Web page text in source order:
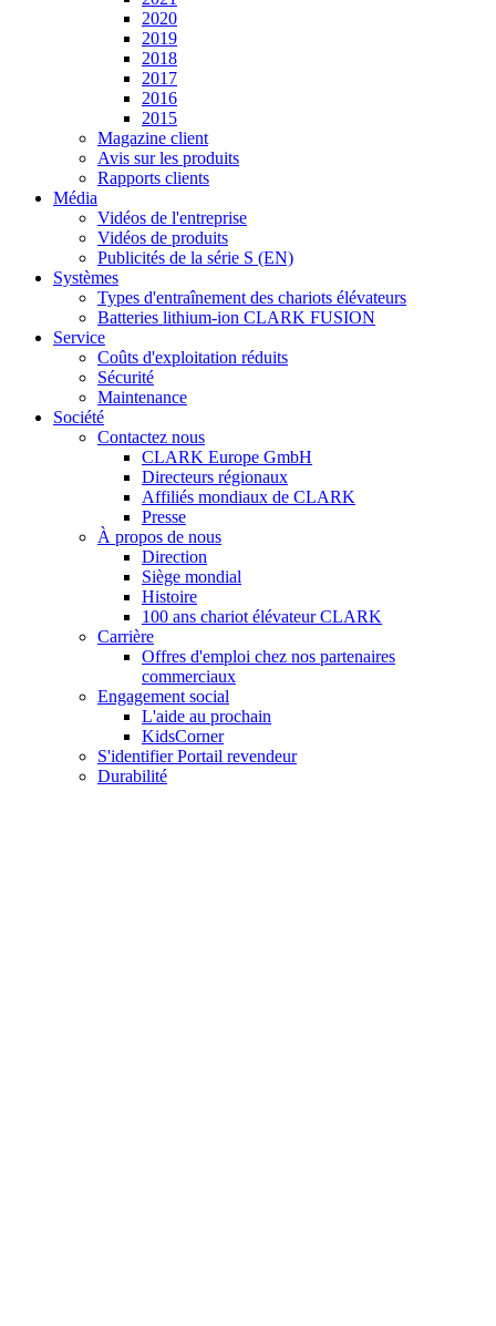
2020
2019
2018
2017
2016
2015
Magazine client
Avis sur les produits
Rapports clients
Média
Vidéos de l'entreprise
Vidéos de produits
Publicités de la série S (EN)
Systèmes
Types d'entraînement des chariots élévateurs
Batteries lithium-ion CLARK FUSION
Service
Coûts d'exploitation réduits
Sécurité
Maintenance
Société
Contactez nous
CLARK Europe GmbH
Directeurs régionaux
Affiliés mondiaux de CLARK
Presse
À propos de nous
Direction
Siège mondial
Histoire
100 ans chariot élévateur CLARK
Carrière
Offres d'emploi chez nos partenaires
commerciaux
Engagement social
L'aide au prochain
KidsCorner
S'identifier Portail revendeur
Durabilité